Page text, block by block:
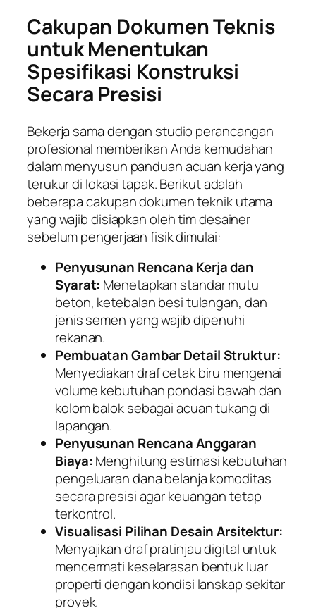
Cakupan Dokumen Teknis
untuk Menentukan
Spesifikasi Konstruksi
Secara Presisi
Bekerja sama dengan studio perancangan
profesional memberikan Anda kemudahan
dalam menyusun panduan acuan kerja yang
terukur di lokasi tapak. Berikut adalah
beberapa cakupan dokumen teknik utama
yang wajib disiapkan oleh tim desainer
sebelum pengerjaan fisik dimulai:
Penyusunan Rencana Kerja dan
Syarat: Menetapkan standar mutu
beton, ketebalan besi tulangan, dan
jenis semen yang wajib dipenuhi
rekanan.
Pembuatan Gambar Detail Struktur:
Menyediakan draf cetak biru mengenai
volume kebutuhan pondasi bawah dan
kolom balok sebagai acuan tukang di
lapangan.
Penyusunan Rencana Anggaran
Biaya:Menghitung estimasi kebutuhan
pengeluaran dana belanja komoditas
secara presisi agar keuangan tetap
terkontrol.
Visualisasi Pilihan Desain Arsitektur:
Menyajikan draf pratinjau digital untuk
mencermati keselarasan bentuk luar
properti dengan kondisi lanskap sekitar
proyek.